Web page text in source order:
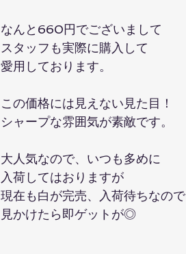
なんと660円でございまして
スタッフも実際に購入して
愛用しております。
この価格には見えない見た目！
シャープな雰囲気が素敵です。
大人気なので、いつも多めに
入荷してはおりますが
現在も白が完売、入荷待ちなので
見かけたら即ゲットが◎